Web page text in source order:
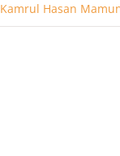
Kamrul Hasan